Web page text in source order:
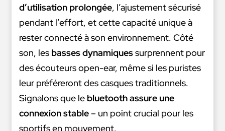
d’utilisation prolongée, l’ajustement sécurisé
pendant l’effort, et cette capacité unique à
rester connecté à son environnement. Côté
son, les basses dynamiquessurprennent pour
des écouteurs open-ear, même si les puristes
leur préféreront des casques traditionnels.
Signalons que le bluetooth assure une
connexion stable– un point crucial pour les
sportifs en mouvement.